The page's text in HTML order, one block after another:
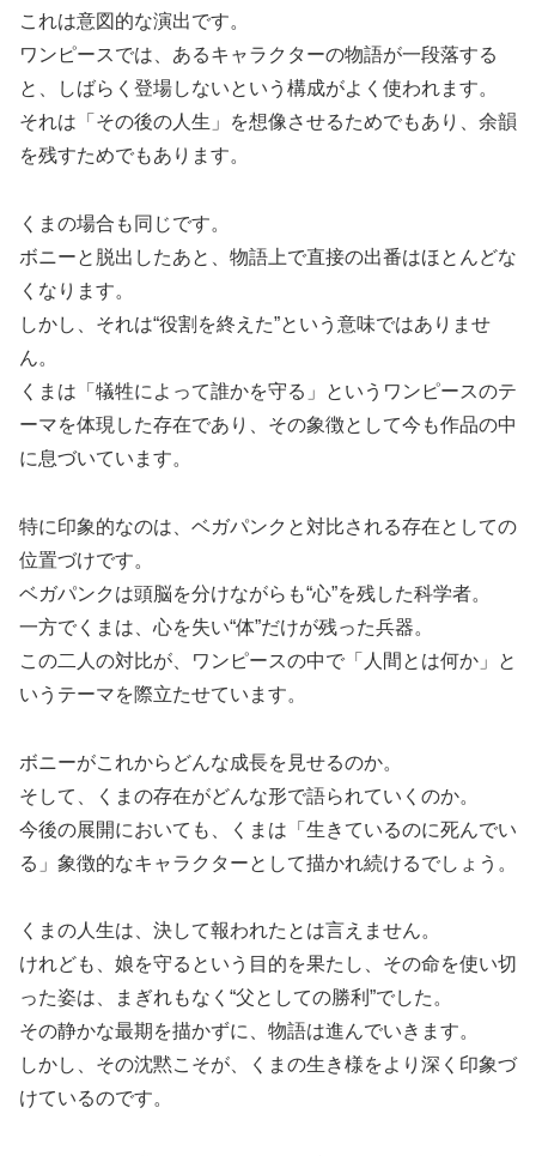
これは意図的な演出です。
ワンピースでは、あるキャラクターの物語が一段落する
と、しばらく登場しないという構成がよく使われます。
それは「その後の人生」を想像させるためでもあり、余韻
を残すためでもあります。
くまの場合も同じです。
ボニーと脱出したあと、物語上で直接の出番はほとんどな
くなります。
しかし、それは“役割を終えた”という意味ではありませ
ん。
くまは「犠牲によって誰かを守る」というワンピースのテ
ーマを体現した存在であり、その象徴として今も作品の中
に息づいています。
特に印象的なのは、ベガパンクと対比される存在としての
位置づけです。
ベガパンクは頭脳を分けながらも“心”を残した科学者。
一方でくまは、心を失い“体”だけが残った兵器。
この二人の対比が、ワンピースの中で「人間とは何か」と
いうテーマを際立たせています。
ボニーがこれからどんな成長を見せるのか。
そして、くまの存在がどんな形で語られていくのか。
今後の展開においても、くまは「生きているのに死んでい
る」象徴的なキャラクターとして描かれ続けるでしょう。
くまの人生は、決して報われたとは言えません。
けれども、娘を守るという目的を果たし、その命を使い切
った姿は、まぎれもなく“父としての勝利”でした。
その静かな最期を描かずに、物語は進んでいきます。
しかし、その沈黙こそが、くまの生き様をより深く印象づ
けているのです。